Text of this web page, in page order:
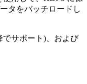
タをバッチロードし
でサポート)、および